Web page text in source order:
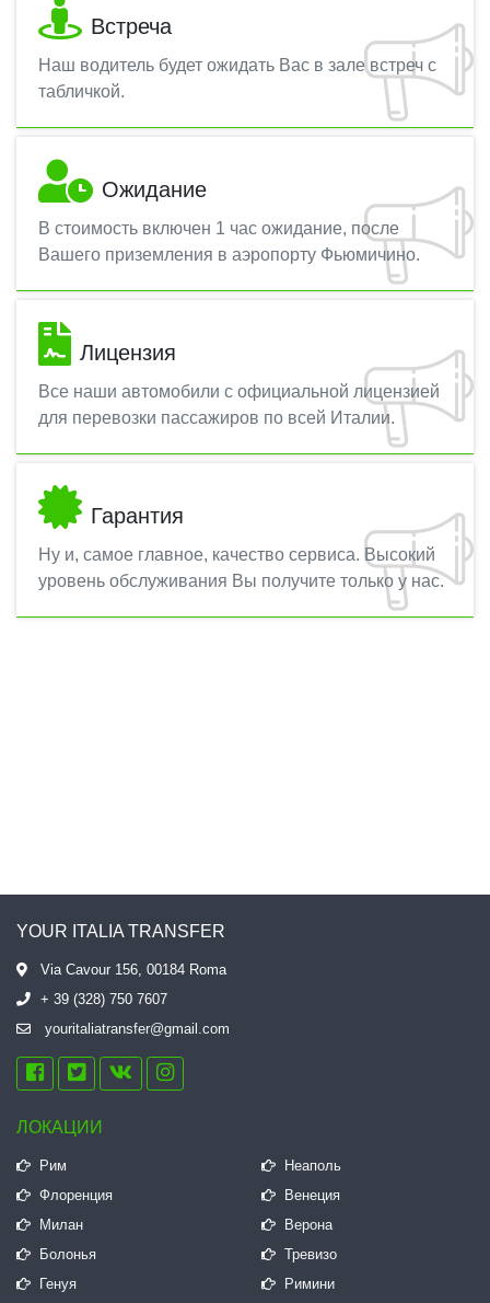
Встреча
Наш водитель будет ожидать Вас в зале встреч с
табличкой.
Ожидание
В стоимость включен 1 час ожидание, после
Вашего приземления в аэропорту Фьюмичино.
Лицензия
Все наши автомобили с официальной лицензией
для перевозки пассажиров по всей Италии.
Гарантия
Ну и, самое главное, качество сервиса. Высокий
уровень обслуживания Вы получите только у нас.
YOUR ITALIA TRANSFER
Via Cavour 156, 00184 Roma
+ 39 (328) 750 7607
youritaliatransfer@gmail.com
ЛОКАЦИИ
Рим
Неаполь
Флоренция
Венеция
Милан
Верона
Болонья
Тревизо
Генуя
Римини